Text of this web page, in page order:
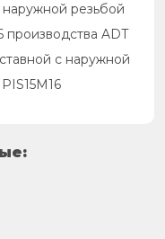
резьбой
производства ADT
с наружной